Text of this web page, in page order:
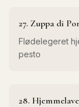
27. Zuppa di
Flødelegeret
pesto
28.